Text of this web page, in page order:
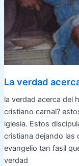
La verdad
la verdad acerca del
cristiano carnal?
iglesia. Estos
cristiana dejando las
evangelio tan fasil
verdad